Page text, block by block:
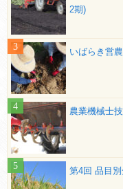
2期)
いばらき営
農業機械士
第4回 品目別